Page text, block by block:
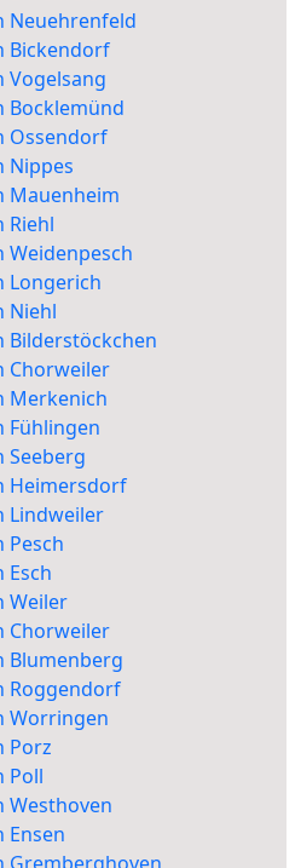
Neuehrenfeld
Bickendorf
Vogelsang
Bocklemünd
Ossendorf
Nippes
Mauenheim
Riehl
Weidenpesch
Longerich
Niehl
Bilderstöckchen
Chorweiler
Merkenich
Fühlingen
Seeberg
Heimersdorf
Lindweiler
Pesch
Esch
Weiler
Chorweiler
Blumenberg
Roggendorf
Worringen
Porz
Poll
Westhoven
Ensen